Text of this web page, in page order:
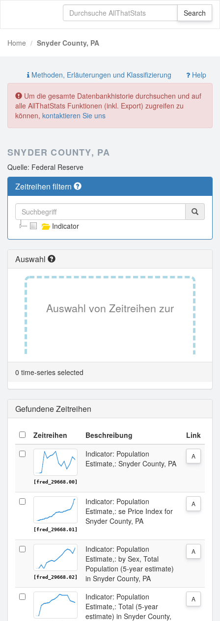
Home Snyder County, PA
Methoden, Erläuterungen und Klassifizierung Help
Um die gesamte Datenbankhistorie durchsuchen und auf
alle AllThatStats Funktionen (inkl. Export) zugreifen zu
können, kontaktieren Sie uns
SNYDER COUNTY, PA
Quelle: Federal Reserve
Zeitreihen filtern
Indicator
Auswahl
Auswahl von Zeitreihen zur
Tabellenansicht.
0 time-series selected
Gefundene Zeitreihen
Zeitreihen Beschreibung Link
[fred_29668.00]
Indicator: Population
Estimate,: Snyder County, PA
A
[fred_29668.01]
Indicator: Population
Estimate,: se Price Index for
Snyder County, PA
A
[fred_29668.02]
Indicator: Population
Estimate,: by Sex, Total
Population (5-year estimate)
in Snyder County, PA
A
Indicator: Population
Estimate,: Total (5-year
estimate) in Snyder County,
A